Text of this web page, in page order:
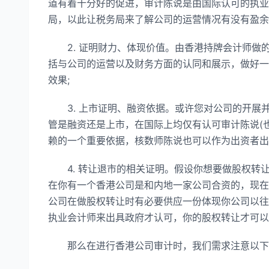
道有着十分好的促进，审计陈说是由国际认可的执
局，以此让税务局来了解公司的运营情况有没有盈
2. 证明财力、体现价值。由香港持牌会计师做
括与公司的运营以及财务方面的认同和展示，做好
效果;
3. 上市证明、融资依据。或许您对公司的开展
管是融资还是上市，在国际上均仅有认可审计陈说
赖的一个重要依据，核数师陈说也可以作为出资者
4. 转让退市的相关证明。假设你想要做股权转
在你有一个香港公司是和内地一家公司合资的，现
公司在做股权转让时有必要供应一份体现你公司以
执业会计师来出具政府才认可，你的股权转让才可
那么在进行香港公司审计时，我们需求注意以